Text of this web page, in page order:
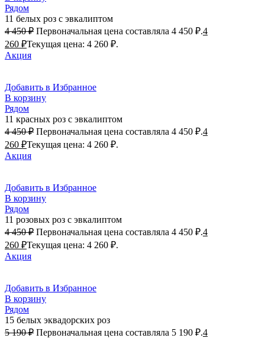
Рядом
11 белых роз с эвкалиптом
4 450₽ Первоначальная цена составляла 4 450 ₽.4
260 ₽Текущая цена: 4 260 ₽.
Акция
Добавить в Избранное
В корзину
Рядом
11 красных роз с эвкалиптом
4 450₽ Первоначальная цена составляла 4 450 ₽.4
260 ₽Текущая цена: 4 260 ₽.
Акция
Добавить в Избранное
В корзину
Рядом
11 розовых роз с эвкалиптом
4 450₽ Первоначальная цена составляла 4 450 ₽.4
260 ₽Текущая цена: 4 260 ₽.
Акция
Добавить в Избранное
В корзину
Рядом
15 белых эквадорских роз
5 190₽ Первоначальная цена составляла 5 190 ₽.4